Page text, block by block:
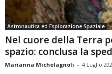
Astronautica ed Esplorazione Spaziale
Nel cuore della Terra
spazio: conclusa la
Marianna Michelagnoli - 4 Luglio